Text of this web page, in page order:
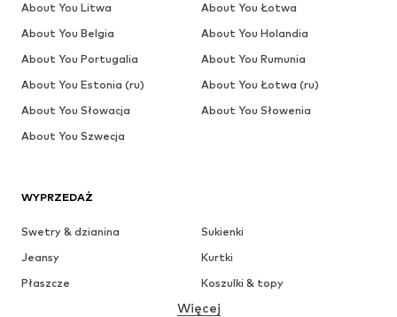
WYPRZEDAŻ
Swetry & dzianina
Sukienki
Jeansy
Kurtki
Płaszcze
Koszulki & topy
Bielizna
Więcej
About You Litwa
About You Łotwa
About You Belgia
About You Holandia
About You Portugalia
About You Rumunia
About You Estonia (ru)
About You Łotwa (ru)
About You Słowacja
About You Słowenia
About You Szwecja